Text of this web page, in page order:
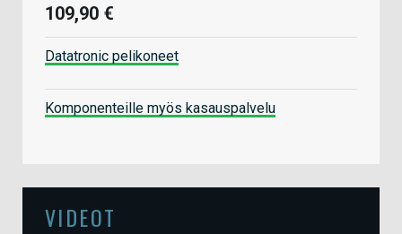
109,90 €
Datatronic pelikoneet
Komponenteille myös kasauspalvelu
VIDEOT